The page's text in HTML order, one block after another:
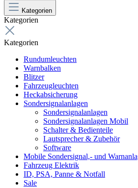
Kategorien
Kategorien
Kategorien
Rundumleuchten
Warnbalken
Blitzer
Fahrzeugleuchten
Heckabsicherung
Sondersignalanlagen
Sondersignalanlagen
Sondersignalanlagen Mobil
Schalter & Bedienteile
Lautsprecher & Zubehör
Software
Mobile Sondersignal,- und
Fahrzeug Elektrik
ID, PSA, Panne & Notfall
Sale